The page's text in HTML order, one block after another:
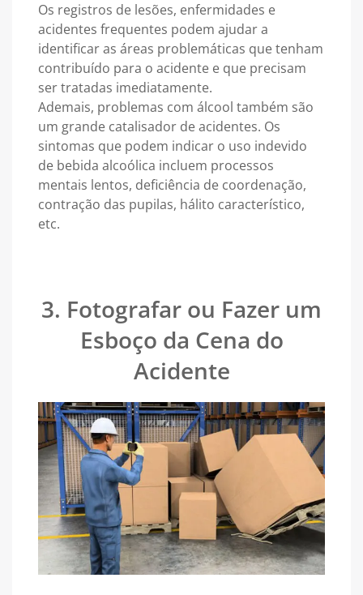
Os registros de lesões, enfermidades e
acidentes frequentes podem ajudar a
identificar as áreas problemáticas que tenham
contribuído para o acidente e que precisam
ser tratadas imediatamente.
Ademais, problemas com álcool também são
um grande catalisador de acidentes. Os
sintomas que podem indicar o uso indevido
de bebida alcoólica incluem processos
mentais lentos, deficiência de coordenação,
contração das pupilas, hálito característico,
etc.
3. Fotografar ou Fazer um
Esboço da Cena do
Acidente